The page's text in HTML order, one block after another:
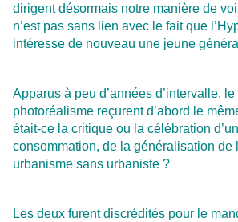
dirigent désormais notre manière de
n’est pas sans lien avec le fait que
intéresse de nouveau une jeune
Apparus à peu d’années d’intervalle,
photoréalisme reçurent d’abord le
était-ce la critique ou la célébration
consommation, de la généralisation de
urbanisme sans urbaniste ?
Les deux furent discrédités pour le